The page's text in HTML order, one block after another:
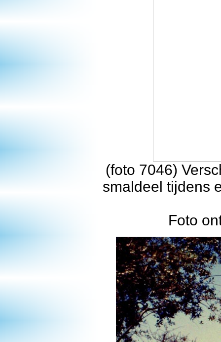
(foto 7046)
smaldeel tijdens
Foto